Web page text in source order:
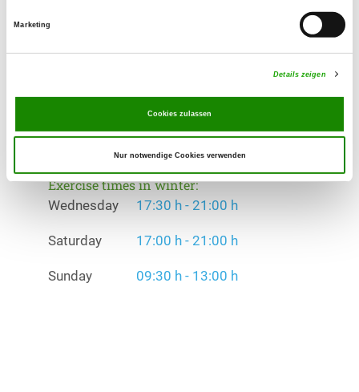
Marketing
Details zeigen
Cookies zulassen
Nur notwendige Cookies verwenden
Schutzdienst
17:00 h - 21:00 h
09:30 h - 13:00 h
Exercise times in winter:
Wednesday 17:30 h - 21:00 h
Saturday 17:00 h - 21:00 h
Sunday 09:30 h - 13:00 h